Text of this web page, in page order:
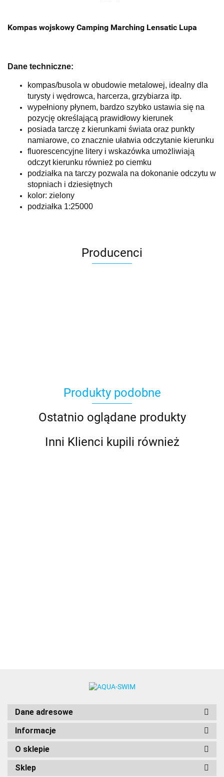
Kompas wojskowy Camping Marching Lensatic Lupa
Dane techniczne:
kompas/busola w obudowie metalowej, idealny dla
turysty i wędrowca, harcerza, grzybiarza itp.
wypełniony płynem, bardzo szybko ustawia się na
pozycję określającą prawidłowy kierunek
posiada tarczę z kierunkami świata oraz punkty
namiarowe, co znacznie ułatwia odczytanie kierunku
fluorescencyjne litery i wskazówka umożliwiają
odczyt kierunku również po ciemku
podziałka na tarczy pozwala na dokonanie odczytu w
stopniach i dziesiętnych
kolor: zielony
podziałka 1:25000
Producenci
Produkty podobne
Ostatnio oglądane produkty
Inni Klienci kupili również
Dane adresowe
Informacje
O sklepie
Sklep